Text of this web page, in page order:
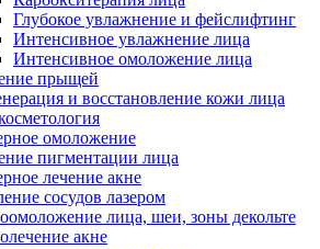
Глубокое увлажнение и фейслифтинг
Интенсивное увлажнение лица
Интенсивное омоложение лица
прыщей
и восстановление кожи лица
омоложение
пигментации лица
лечение акне
сосудов лазером
лица, шеи, зоны декольте
акне